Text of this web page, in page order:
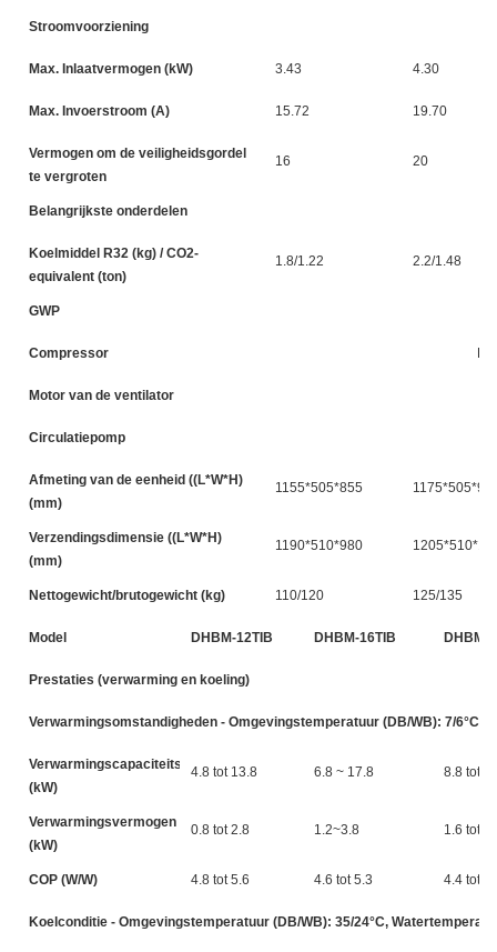
Stroomvoorziening
Max. Inlaatvermogen (kW) 3.43 4.30
Max. Invoerstroom (A) 15.72 19.70
Vermogen om de veiligheidsgordel
te vergroten
16 20
Belangrijkste onderdelen
Koelmiddel R32 (kg) / CO2-
equivalent (ton)
1.8/1.22 2.2/1.48
GWP
Compressor
Motor van de ventilator
Circulatiepomp
Afmeting van de eenheid ((L*W*H)
(mm)
1155*505*855
Verzendingsdimensie ((L*W*H)
(mm)
1190*510*980
Nettogewicht/brutogewicht (kg) 110/120 125/135
Model DHBM-12TIB DHBM-16TIB DHBM-
Prestaties (verwarming en koeling)
Verwarmingsomstandigheden - Omgevingstemperatuur (DB/WB): 7/6°C,
Verwarmingscapaciteitsbereik
(kW)
4.8 tot 13.8 6.8 ~ 17.8 8.8 tot
Verwarmingsvermogen
(kW)
0.8 tot 2.8 1.2~3.8 1.6 tot
COP (W/W) 4.8 tot 5.6 4.6 tot 5.3 4.4 tot
Koelconditie - Omgevingstemperatuur (DB/WB): 35/24°C,